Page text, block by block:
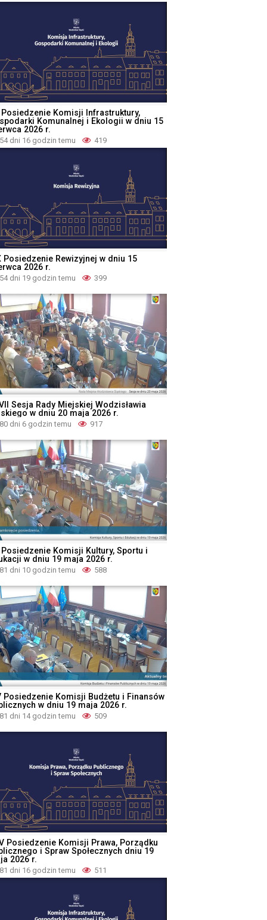
Posiedzenie Komisji Infrastruktury,
Komunalnej i Ekologii w dniu 15
2026 r.
54 dni 16 godzin temu 419
Posiedzenie Rewizyjnej w dniu 15
2026 r.
54 dni 19 godzin temu 399
Sesja Rady Miejskiej Wodzisławia
w dniu 20 maja 2026 r.
80 dni 6 godzin temu 917
Posiedzenie Komisji Kultury, Sportu i
w dniu 19 maja 2026 r.
81 dni 10 godzin temu 588
Posiedzenie Komisji Budżetu i Finansów
w dniu 19 maja 2026 r.
81 dni 14 godzin temu 509
Posiedzenie Komisji Prawa, Porządku
i Spraw Społecznych dniu 19
2026 r.
81 dni 16 godzin temu 511